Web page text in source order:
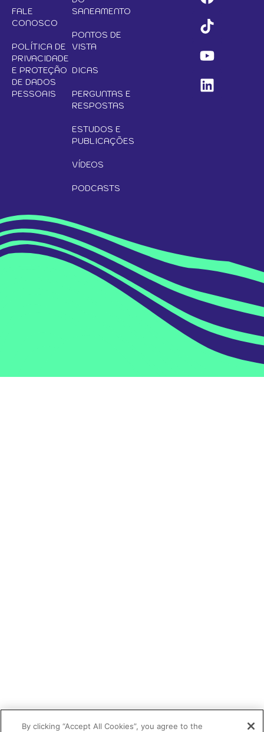
FALE
CONOSCO
POLÍTICA DE
PRIVACIDADE
E PROTEÇÃO
DE DADOS
PESSOAIS
SANEAMENTO
PONTOS DE
VISTA
DICAS
PERGUNTAS E
RESPOSTAS
ESTUDOS E
PUBLICAÇÕES
VÍDEOS
PODCASTS
By clicking “Accept All Cookies”, you agree to the